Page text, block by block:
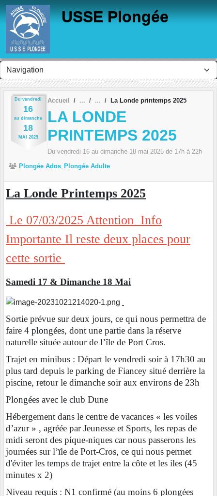
USSE Plongée
Du vendredi
16
au dimanche
18
MAI 2025
Accueil La Londe printemps 2025
LA LONDE
PRINTEMPS 2025
Du vendredi 16 au dimanche 18 mai 2025 de 17h à 22h
Plongée Ados Plongée Adulte
La Londe Printemps 2025
Le 07/03/2025 Attention Info
Importante Il reste deux places pour
cette sortie
Samedi 17 & Dimanche 18 Mai
Sortie prévue sur deux jours, ce qui nous permettra de
faire 4 plongées, dont une partie dans la réserve
naturelle située autour de l’île de Port Cros.
Trajet en minibus : Départ le vendredi soir à 17h30 au
plus tard depuis le parking de Fiancey situé derrière la
piscine, retour le dimanche soir aux environs de 23h
Plongées avec le club Dune
Hébergement dans le centre de vacances « les voiles
d’azur » , agréée par Jeunesse et Sports, les repas de
midi seront des pique-niques car nous passerons les
journées sur l’ïle de Port-Cros, ce qui nous permet
d'éviter les temps de trajet entre la côte et les iles (45
minutes x 2)
Niveau requis : N1 confirmé (au moins 6 plongées
Panneau de gestion des cookies